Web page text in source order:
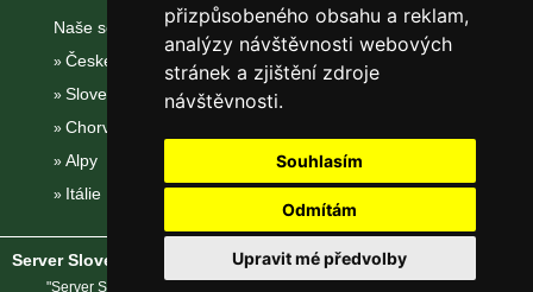
přizpůsobeného obsahu a reklam,
analýzy návštěvnosti webových
stránek a zjištění zdroje
návštěvnosti.
Souhlasím
Odmítám
Upravit mé předvolby
Naše servery:
České hory
Slovenské hory
Chorvatsko
Alpy
Itálie
Server Slovenské hory ® - Copyright © 2002-2026eProgress s.r.o.
"Server Slovenské hory" je registrovaná obchodní známka společnosti